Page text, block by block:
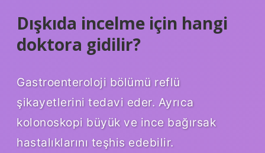
Dışkıda incelme için hangi
doktora gidilir?
Gastroenteroloji bölümü reflü
şikayetlerini tedavi eder. Ayrıca
kolonoskopi büyük ve ince bağırsak
hastalıklarını teşhis edebilir.